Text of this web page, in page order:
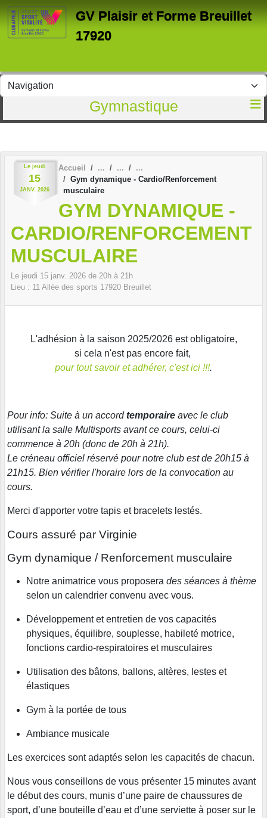
GV Plaisir et Forme Breuillet
17920
Gymnastique
Le jeudi
15
JANV. 2026
Accueil
Gym dynamique - Cardio/Renforcement
musculaire
GYM DYNAMIQUE -
CARDIO/RENFORCEMENT
MUSCULAIRE
Le jeudi 15 janv. 2026 de 20h à 21h
Lieu : 11 Allée des sports 17920 Breuillet
L'adhésion à la saison 2025/2026 est obligatoire,
si cela n'est pas encore fait,
pour tout savoir et adhérer, c'est ici !!!.
Pour info: Suite à un accordtemporaire avec le club
utilisant la salle Multisports avant ce cours, celui-ci
commence à 20h (donc de 20h à 21h).
Le créneau officiel réservé pour notre club est de 20h15 à
21h15. Bien vérifier l'horaire lors de la convocation au
cours.
Merci d'apporter votre tapis et bracelets lestés.
Cours assuré par Virginie
Gym dynamique / Renforcement musculaire
Notre animatrice vous proposera des séances à thème
selon un calendrier convenu avec vous.
Développement et entretien de vos capacités
physiques, équilibre, souplesse, habileté motrice,
fonctions cardio-respiratoires et musculaires
Utilisation des bâtons, ballons, altères, lestes et
élastiques
Gym à la portée de tous
Ambiance musicale
Les exercices sont adaptés selon les capacités de chacun.
Nous vous conseillons de vous présenter 15 minutes avant
le début des cours, munis d’une paire de chaussures de
sport, d’une bouteille d’eau et d’une serviette à poser sur le
Panneau de gestion des cookies